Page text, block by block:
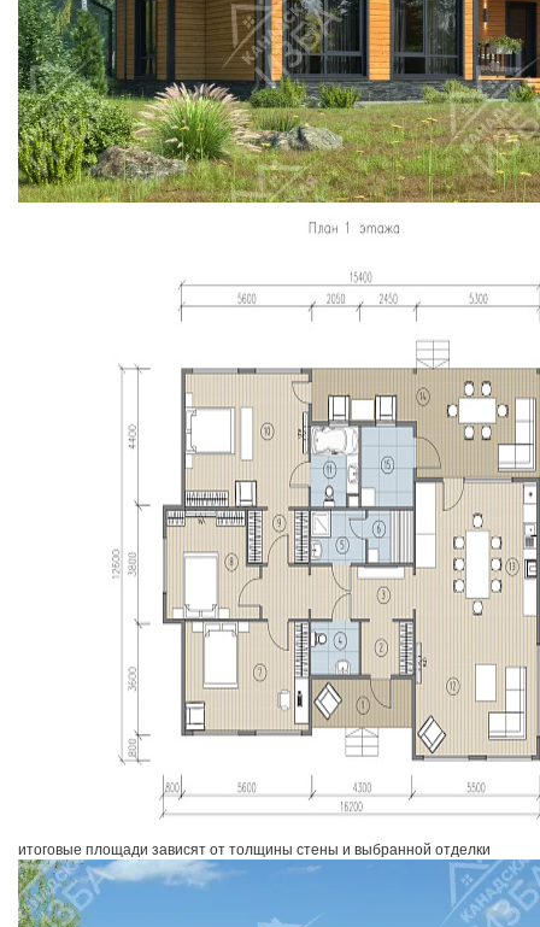
итоговые площади зависят от толщины стены и выбранной отделки